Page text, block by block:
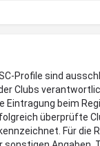
Profile sind
Clubs
Eintragung beim
überprüfte
Für die